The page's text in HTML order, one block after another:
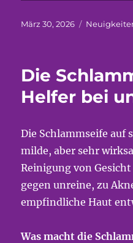
Veröffentlicht
März 30, 2026 Kategorien
Die
Helfer bei
Die Schlammseife auf
milde, aber sehr
Reinigung von
gegen unreine, zu
empfindliche Haut
Was macht die